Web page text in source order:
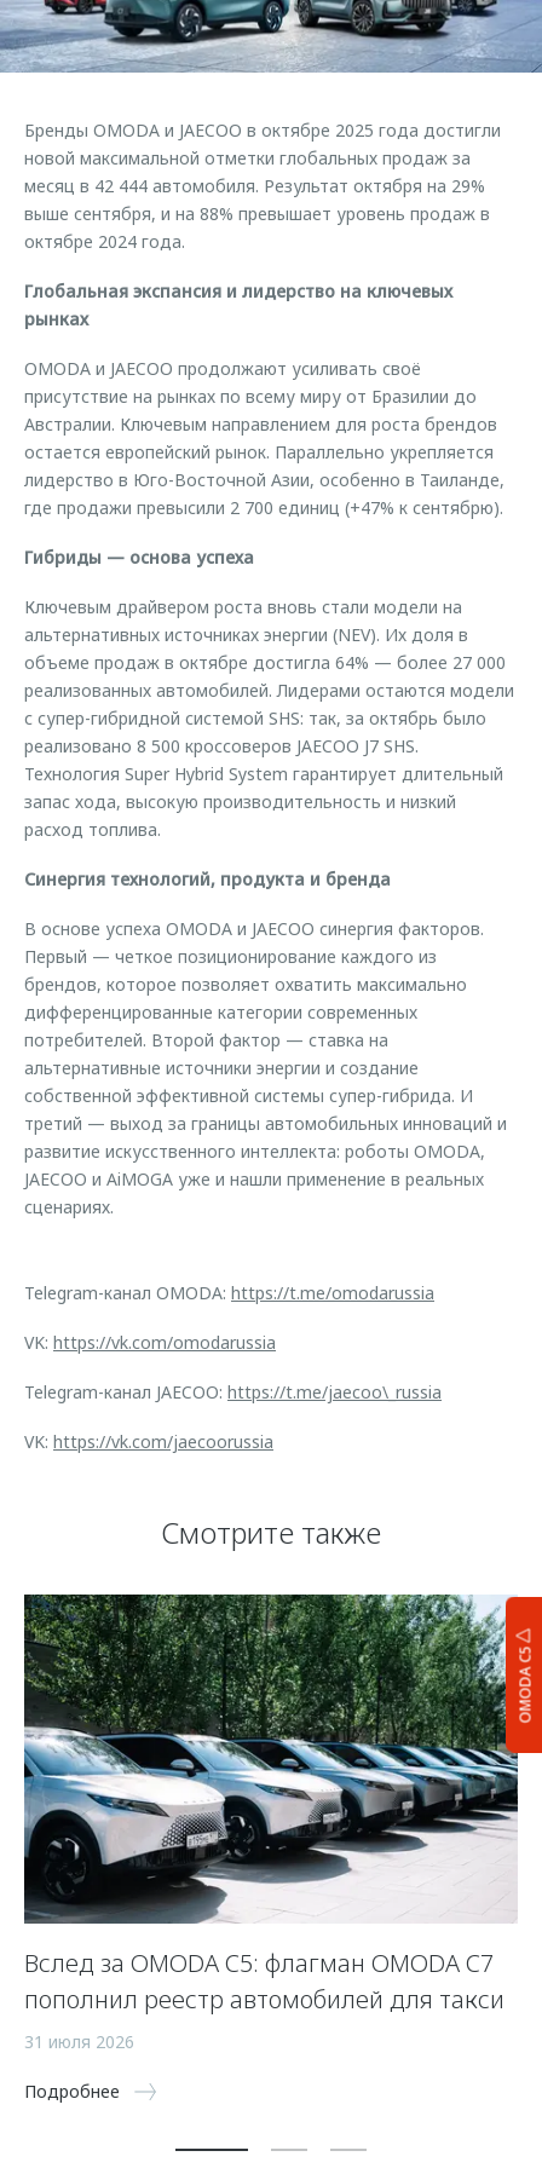
Страхование
Кредитный калькулятор
Одежда и сувениры
Оригинальные аксессуары
Запчасти
Калькулятор трейд-ин
Клиентская поддержка
O&J Автоклуб
Приложение O&J
Аксессуары
Одежда и сувениры
Оригинальные аксессуары
Запчасти
Обратная связь
OMODA C5
Бренды OMODA и JAECOO в октябре 2025 года достигли
новой максимальной отметки глобальных продаж за
месяц в 42 444 автомобиля. Результат октября на 29%
выше сентября, и на 88% превышает уровень продаж в
октябре 2024 года.
Глобальная экспансия и лидерство на ключевых
рынках
OMODA и JAECOO продолжают усиливать своё
присутствие на рынках по всему миру от Бразилии до
Австралии. Ключевым направлением для роста брендов
остается европейский рынок. Параллельно укрепляется
лидерство в Юго-Восточной Азии, особенно в Таиланде,
где продажи превысили 2 700 единиц (+47% к сентябрю).
Гибриды — основа успеха
Ключевым драйвером роста вновь стали модели на
альтернативных источниках энергии (NEV). Их доля в
объеме продаж в октябре достигла 64% — более 27 000
реализованных автомобилей. Лидерами остаются модели
с супер-гибридной системой SHS: так, за октябрь было
реализовано 8 500 кроссоверов JAECOO J7 SHS.
Технология Super Hybrid System гарантирует длительный
запас хода, высокую производительность и низкий
расход топлива.
Синергия технологий, продукта и бренда
В основе успеха OMODA и JAECOO синергия факторов.
Первый — четкое позиционирование каждого из
брендов, которое позволяет охватить максимально
дифференцированные категории современных
потребителей. Второй фактор — ставка на
альтернативные источники энергии и создание
собственной эффективной системы супер-гибрида. И
третий — выход за границы автомобильных инноваций и
развитие искусственного интеллекта: роботы OMODA,
JAECOO и AiMOGA уже и нашли применение в реальных
сценариях.
Telegram-канал OMODA: https://t.me/omodarussia
VK: https://vk.com/omodarussia
Telegram-канал JAECOO: https://t.me/jaecoo\_russia
VK: https://vk.com/jaecoorussia
Смотрите также
Вслед за OMODA C5: флагман OMODA C7
пополнил реестр автомобилей для такси
31 июля 2026
Подробнее